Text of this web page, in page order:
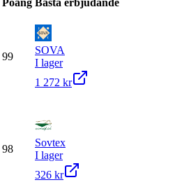
99
SOVA
I lager
1 272 kr
98
Sovtex
I lager
326 kr